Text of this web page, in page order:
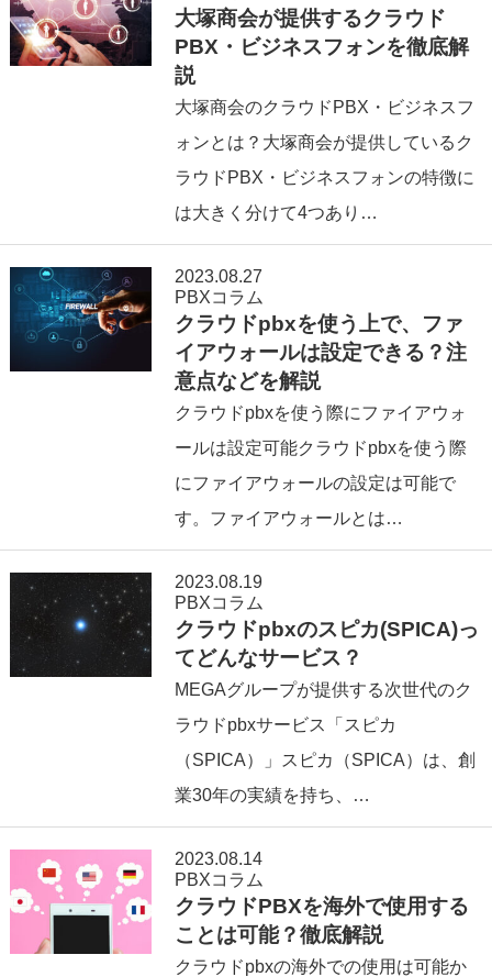
大塚商会が提供するクラウド
PBX・ビジネスフォンを徹底解
説
大塚商会のクラウドPBX・ビジネスフ
ォンとは？大塚商会が提供しているク
ラウドPBX・ビジネスフォンの特徴に
は大きく分けて4つあり…
2023.08.27
PBXコラム
クラウドpbxを使う上で、ファ
イアウォールは設定できる？注
意点などを解説
クラウドpbxを使う際にファイアウォ
ールは設定可能クラウドpbxを使う際
にファイアウォールの設定は可能で
す。ファイアウォールとは…
2023.08.19
PBXコラム
クラウドpbxのスピカ(SPICA)っ
てどんなサービス？
MEGAグループが提供する次世代のク
ラウドpbxサービス「スピカ
（SPICA）」スピカ（SPICA）は、創
業30年の実績を持ち、…
2023.08.14
PBXコラム
クラウドPBXを海外で使用する
ことは可能？徹底解説
クラウドpbxの海外での使用は可能か